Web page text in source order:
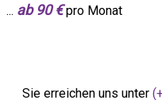
... ab 90 €pro Monat
Sie erreichen uns unter